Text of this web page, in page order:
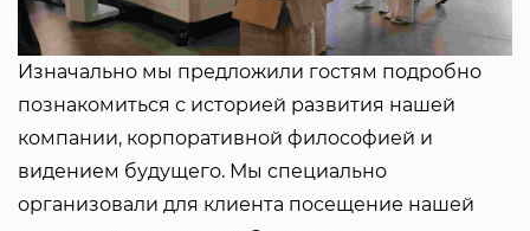
Изначально мы предложили гостям подробно
познакомиться с историей развития нашей
компании, корпоративной философией и
видением будущего. Мы специально
организовали для клиента посещение нашей